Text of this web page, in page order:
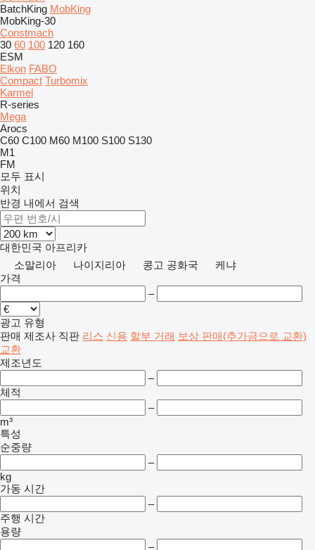
BatchKing MobKing
MobKing-30
Constmach
30 60 100 120 160
ESM
Elkon FABO
Compact Turbomix
Karmel
R-series
Mega
Arocs
C60 C100 M60 M100 S100 S130
M1
FM
모두 표시
위치
반경 내에서 검색
대한민국 아프리카
소말리아
나이지리아 콩고 공화국
케냐
가격
–
광고 유형
판매 제조사 직판 리스 신용 할부 거래 보상 판매(추가금으로 교환)
교환
제조년도
–
체적
–
m³
특성
순중량
–
kg
가동 시간
–
주행 시간
용량
–